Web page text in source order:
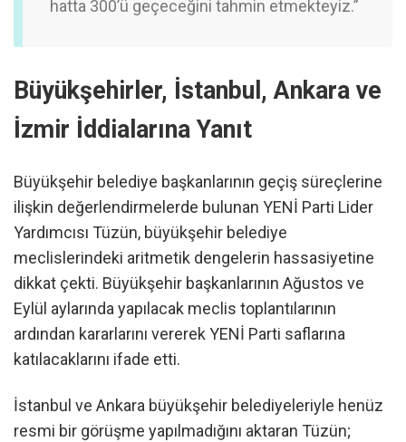
hatta 300’ü geçeceğini tahmin etmekteyiz.”
Büyükşehirler, İstanbul, Ankara ve
İzmir İddialarına Yanıt
Büyükşehir belediye başkanlarının geçiş süreçlerine
ilişkin değerlendirmelerde bulunan YENİ Parti Lider
Yardımcısı Tüzün, büyükşehir belediye
meclislerindeki aritmetik dengelerin hassasiyetine
dikkat çekti. Büyükşehir başkanlarının Ağustos ve
Eylül aylarında yapılacak meclis toplantılarının
ardından kararlarını vererek YENİ Parti saflarına
katılacaklarını ifade etti.
İstanbul ve Ankara büyükşehir belediyeleriyle henüz
resmi bir görüşme yapılmadığını aktaran Tüzün;